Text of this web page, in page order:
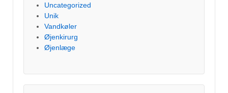
Uncategorized
Unik
Vandkøler
Øjenkirurg
Øjenlæge